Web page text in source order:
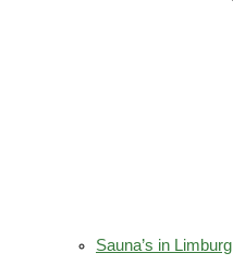
Sauna’s in Limburg